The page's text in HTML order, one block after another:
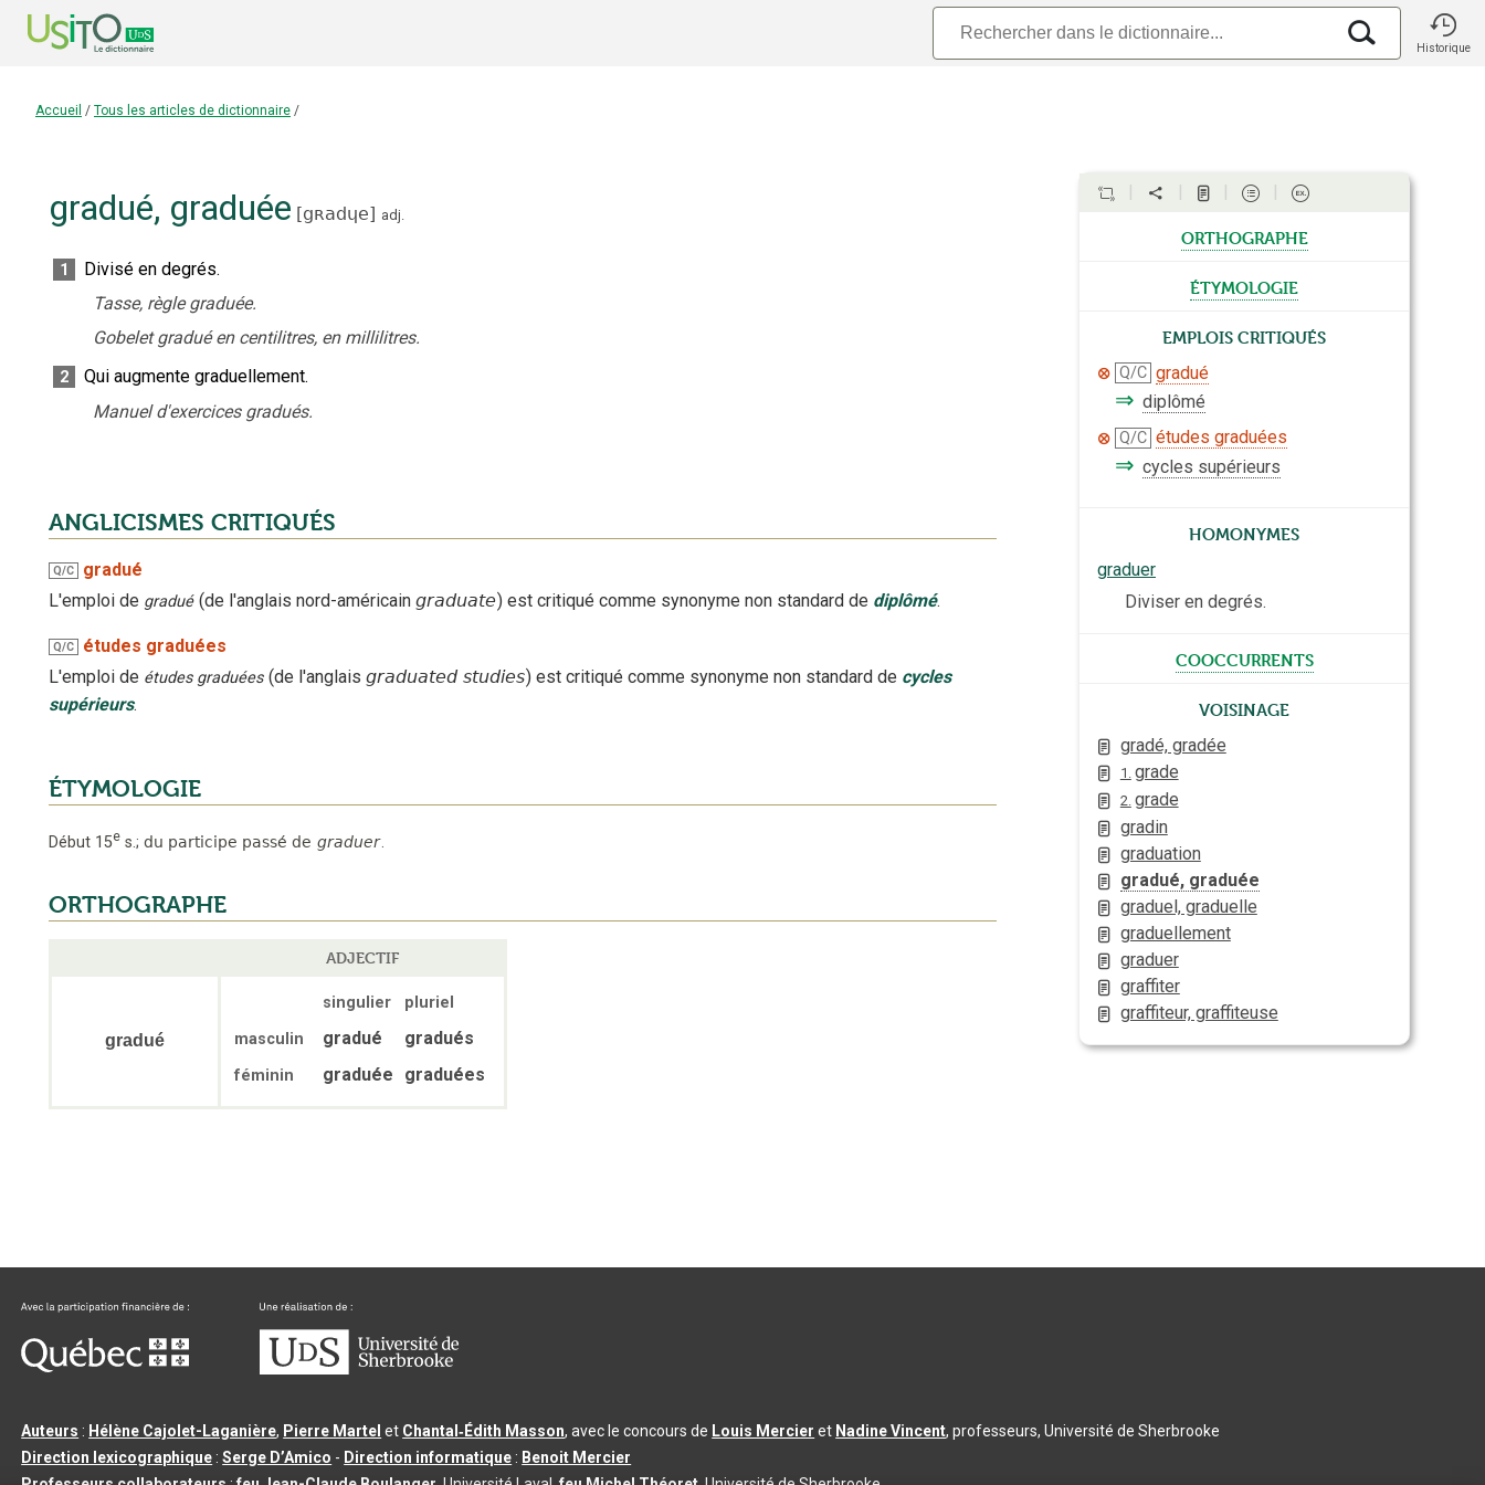
Historique
Accueil / Tous les articles de dictionnaire /
gradué, graduée [gʀadɥe] adj.
1
Divisé en degrés.
Tasse, règle graduée.
Gobelet gradué en centilitres, en millilitres.
2
Qui augmente graduellement.
Manuel d'exercices gradués.
ANGLICISMES CRITIQUÉS
Q/C
gradué
L'emploi de gradué (de l'anglais nord-américain graduate) est critiqué comme synonyme non standard de diplômé.
Q/C
études graduées
L'emploi de études graduées (de l'anglais graduated studies) est critiqué comme synonyme non standard de cycles
supérieurs.
ÉTYMOLOGIE
Début 15e s.; du participe passé de graduer.
ORTHOGRAPHE
ADJECTIF
gradué
singulier
pluriel
masculin
gradué gradués
féminin graduée graduées
orthographe
étymologie
Emplois critiqués
Q/C gradué
⇒ diplômé
Q/C études graduées
⇒ cycles supérieurs
Homonymes
graduer
Diviser en degrés.
cooccurrents
Voisinage
gradé, gradée
1. grade
2. grade
gradin
graduation
gradué, graduée
graduel, graduelle
graduellement
graduer
graffiter
graffiteur, graffiteuse
Auteurs : Hélène Cajolet-Laganière, Pierre Martel et Chantal‑Édith Masson, avec le concours de Louis Mercier et Nadine Vincent, professeurs, Université de Sherbrooke
Direction lexicographique :Serge D’Amico - Direction informatique : Benoit Mercier